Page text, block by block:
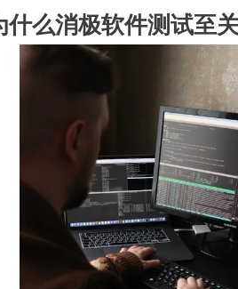
什么消极软件测试至